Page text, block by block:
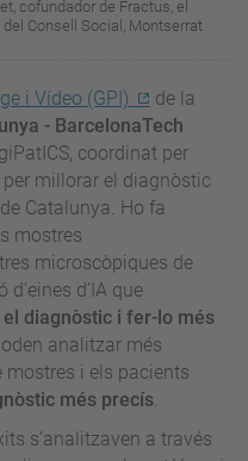
cofundador de Fractus, el
Consell Social, Montserrat
i Vídeo (GPI)
de la
- BarcelonaTech
coordinat per
per millorar el diagnòstic
Catalunya. Ho fa
mostres
microscòpiques de
d’IA que
diagnòstic i fer-lo més
analitzar més
i els pacients
més precís.
s’analitzaven a través